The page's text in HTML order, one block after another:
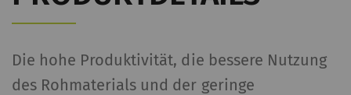
Die hohe Produktivität, die bessere Nutzung
des Rohmaterials und der geringe